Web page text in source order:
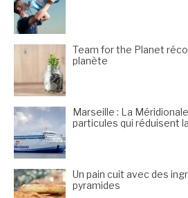
Team for the Planet
planète
Marseille : La
particules qui réduisent
Un pain cuit avec des
pyramides